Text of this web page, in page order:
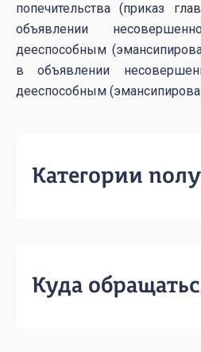
попечительства (приказ
объявлении
дееспособным
в объявлении
дееспособным
Категории
Куда